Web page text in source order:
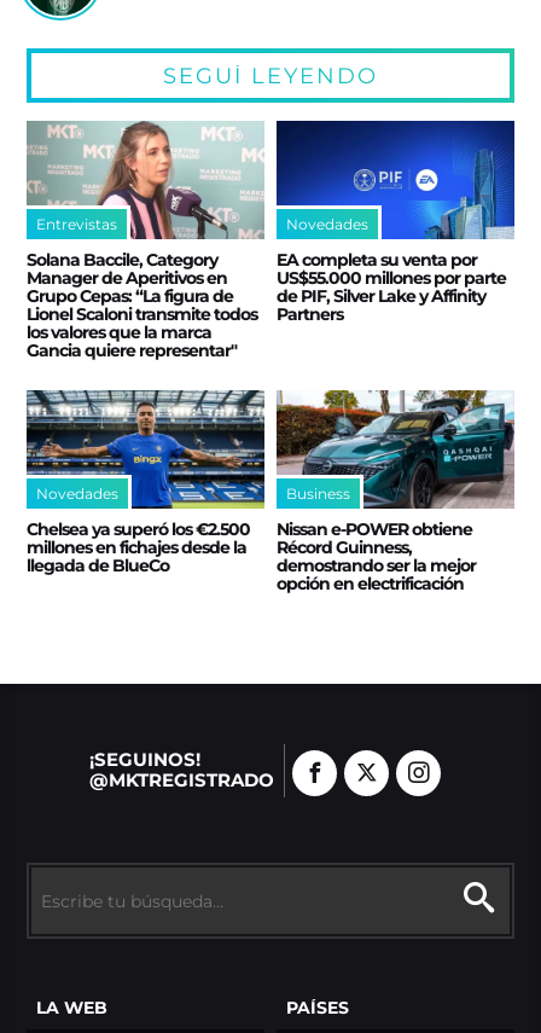
SEGUÍ LEYENDO
Entrevistas
Solana Baccile, Category
Manager de Aperitivos en
Grupo Cepas: “La figura de
Lionel Scaloni transmite todos
los valores que la marca
Gancia quiere representar"
Novedades
EA completa su venta por
US$55.000 millones por parte
de PIF, Silver Lake y Affinity
Partners
Novedades
Chelsea ya superó los €2.500
millones en fichajes desde la
llegada de BlueCo
Business
Nissan e‑POWER obtiene
Récord Guinness,
demostrando ser la mejor
opción en electrificación
¡SEGUINOS!
@MKTREGISTRADO
LA WEB PAÍSES